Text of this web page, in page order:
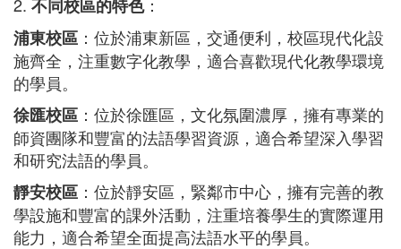
不同校區的特色
浦東校區 ：位於浦東新區，交通便利，校區現代化設
施齊全，注重數字化教學，適合喜歡現代化教學環境
的學員。
徐匯校區 ：位於徐匯區，文化氛圍濃厚，擁有專業的
師資團隊和豐富的法語學習資源，適合希望深入學習
和研究法語的學員。
靜安校區 ：位於靜安區，緊鄰市中心，擁有完善的教
學設施和豐富的課外活動，注重培養學生的實際運用
能力，適合希望全面提高法語水平的學員。